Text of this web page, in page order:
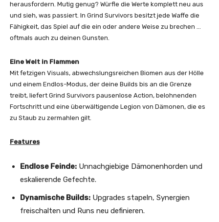
herausfordern. Mutig genug? Würfle die Werte komplett neu aus
und sieh, was passiert. In Grind Survivors besitzt jede Waffe die
Fähigkeit, das Spiel auf die ein oder andere Weise zu brechen …
oftmals auch zu deinen Gunsten.
Eine Welt in Flammen
Mit fetzigen Visuals, abwechslungsreichen Biomen aus der Hölle
und einem Endlos-Modus, der deine Builds bis an die Grenze
treibt, liefert Grind Survivors pausenlose Action, belohnenden
Fortschritt und eine überwältigende Legion von Dämonen, die es
zu Staub zu zermahlen gilt.
Features
Endlose Feinde: Unnachgiebige Dämonenhorden und
eskalierende Gefechte.
Dynamische Builds: Upgrades stapeln, Synergien
freischalten und Runs neu definieren.